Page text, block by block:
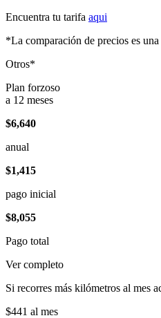
Encuentra tu tarifa aqui
*La comparación de precios es
Otros*
Plan forzoso
a 12 meses
$6,640
anual
$1,415
pago inicial
$8,055
Pago total
Ver completo
Si recorres más kilómetros al mes
$441 al mes